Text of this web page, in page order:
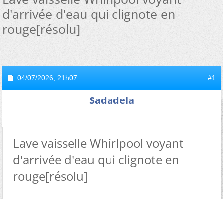
d'arrivée d'eau qui clignote en
rouge[résolu]
04/07/2026, 21h07 #1
Sadadela
Lave vaisselle Whirlpool voyant
d'arrivée d'eau qui clignote en
rouge[résolu]